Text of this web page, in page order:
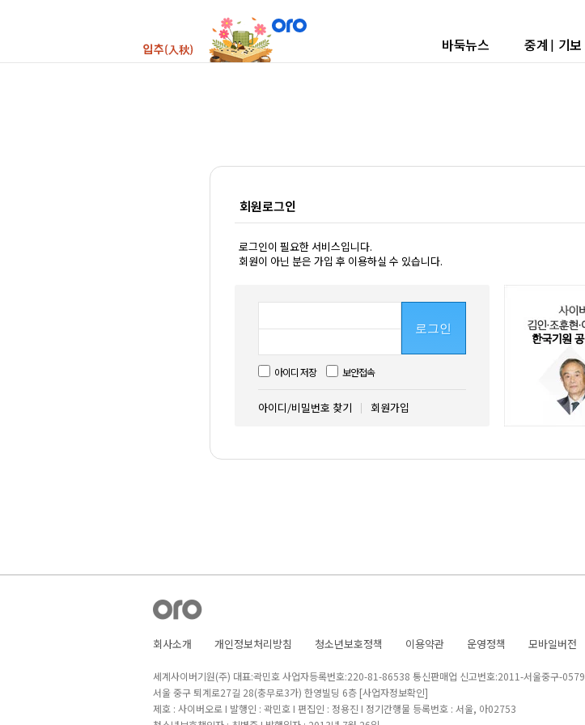
바둑뉴스 중계 | 기보
회원로그인
로그인이 필요한 서비스입니다.
회원이 아닌 분은 가입 후 이용하실 수 있습니다.
로그인
아이디 저장 보안접속
아이디/비밀번호 찾기 회원가입
회사소개 개인정보처리방침 청소년보호정책 이용약관 운영정책 모바일버전
세계사이버기원(주) 대표:곽민호 사업자등록번호:220-81-86538 통신판매업 신고번호:2011-서울중구-0579
서울 중구 퇴계로27길 28(충무로3가) 한영빌딩 6층 [사업자정보확인]
제호 : 사이버오로 I 발행인 : 곽민호 I 편집인 : 정용진 I 정기간행물 등록번호 : 서울, 아02753